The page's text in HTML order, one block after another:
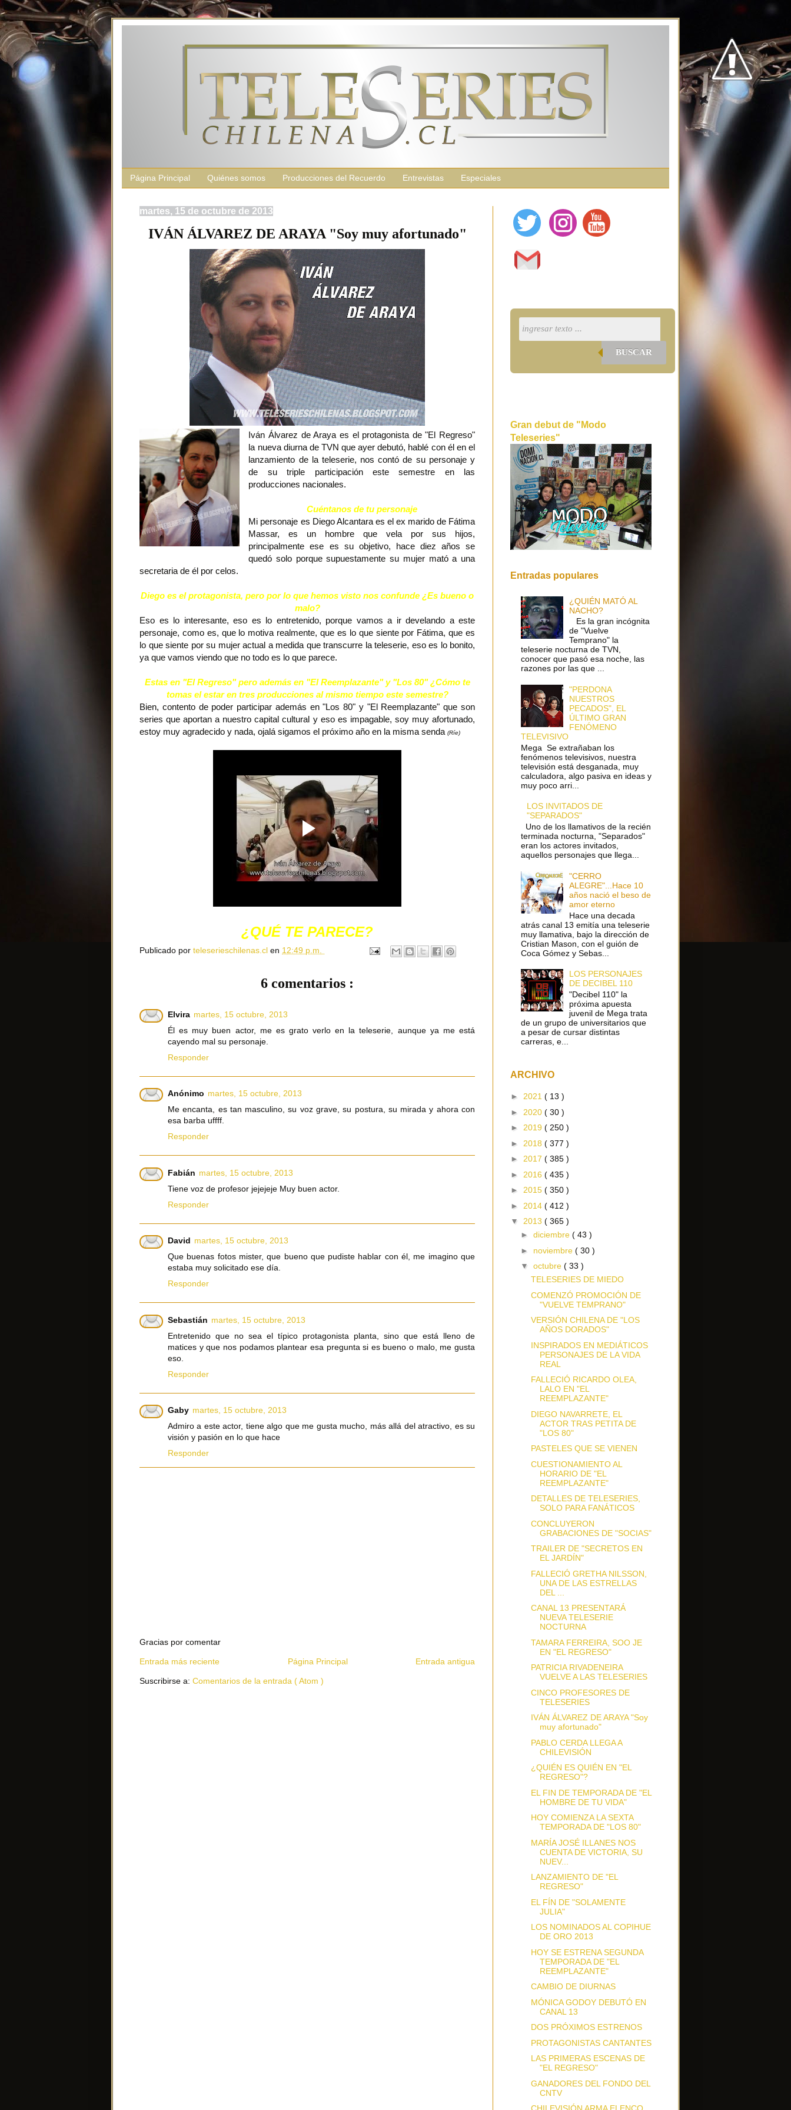
Página Principal Quiénes somos Producciones del Recuerdo Entrevistas Especiales
martes, 15 de octubre de 2013
IVÁN ÁLVAREZ DE ARAYA "Soy muy afortunado"
Iván Álvarez de Araya es el protagonista de "El Regreso"
la nueva diurna de TVN que ayer debutó, hablé con él en el
lanzamiento de la teleserie, nos contó de su personaje y
de su triple participación este semestre en las
producciones nacionales.
Cuéntanos de tu personaje
Mi personaje es Diego Alcantara es el ex marido de Fátima
Massar, es un hombre que vela por sus hijos,
principalmente ese es su objetivo, hace diez años se
quedó solo porque supuestamente su mujer mató a una
secretaria de él por celos.
Diego es el protagonista, pero por lo que hemos visto nos confunde ¿Es bueno o
malo?
Eso es lo interesante, eso es lo entretenido, porque vamos a ir develando a este
personaje, como es, que lo motiva realmente, que es lo que siente por Fátima, que es
lo que siente por su mujer actual a medida que transcurre la teleserie, eso es lo bonito,
ya que vamos viendo que no todo es lo que parece.
Estas en "El Regreso"pero además en "El Reemplazante" y "Los 80" ¿Cómo te
tomas el estar en tres producciones al mismo tiempo este semestre?
Bien, contento de poder participar además en "Los 80" y "El Reemplazante" que son
series que aportan a nuestro capital cultural y eso es impagable, soy muy afortunado,
estoy muy agradecido y nada, ojalá sigamos el próximo año en la misma senda (Ríe)
¿QUÉ TE PARECE?
Publicado por teleserieschilenas.cl en 12:49 p.m.
6 comentarios :
Elvira martes, 15 octubre, 2013
Él es muy buen actor, me es grato verlo en la teleserie, aunque ya me está
cayendo mal su personaje.
Responder
Anónimo martes, 15 octubre, 2013
Me encanta, es tan masculino, su voz grave, su postura, su mirada y ahora con
esa barba uffff.
Responder
Fabián martes, 15 octubre, 2013
Tiene voz de profesor jejejeje Muy buen actor.
Responder
David martes, 15 octubre, 2013
Que buenas fotos mister, que bueno que pudiste hablar con él, me imagino que
estaba muy solicitado ese día.
Responder
Sebastián martes, 15 octubre, 2013
Entretenido que no sea el típico protagonista planta, sino que está lleno de
matices y que nos podamos plantear esa pregunta si es bueno o malo, me gusta
eso.
Responder
Gaby martes, 15 octubre, 2013
Admiro a este actor, tiene algo que me gusta mucho, más allá del atractivo, es su
visión y pasión en lo que hace
Responder
Gracias por comentar
Entrada más reciente Entrada antigua
Página Principal
Suscribirse a: Comentarios de la entrada ( Atom )
BUSCAR
Gran debut de "Modo
Teleseries"
Entradas populares
¿QUIÉN MATÓ AL
NACHO?
Es la gran incógnita
de "Vuelve
Temprano" la
teleserie nocturna de TVN,
conocer que pasó esa noche, las
razones por las que ...
"PERDONA
NUESTROS
PECADOS", EL
ÚLTIMO GRAN
FENÓMENO
TELEVISIVO
Mega Se extrañaban los
fenómenos televisivos, nuestra
televisión está desganada, muy
calculadora, algo pasiva en ideas y
muy poco arri...
LOS INVITADOS DE
"SEPARADOS"
Uno de los llamativos de la recién
terminada nocturna, "Separados"
eran los actores invitados,
aquellos personajes que llega...
"CERRO
ALEGRE"...Hace 10
años nació el beso de
amor eterno
Hace una decada
atrás canal 13 emitía una teleserie
muy llamativa, bajo la dirección de
Cristian Mason, con el guión de
Coca Gómez y Sebas...
LOS PERSONAJES
DE DECIBEL 110
"Decibel 110" la
próxima apuesta
juvenil de Mega trata
de un grupo de universitarios que
a pesar de cursar distintas
carreras, e...
ARCHIVO
► 2021 ( 13 )
► 2020 ( 30 )
► 2019 ( 250 )
► 2018 ( 377 )
► 2017 ( 385 )
► 2016 ( 435 )
► 2015 ( 350 )
► 2014 ( 412 )
▼ 2013 ( 365 )
► diciembre ( 43 )
► noviembre ( 30 )
▼ octubre ( 33 )
TELESERIES DE MIEDO
COMENZÓ PROMOCIÓN DE
"VUELVE TEMPRANO"
VERSIÓN CHILENA DE "LOS
AÑOS DORADOS"
INSPIRADOS EN MEDIÁTICOS
PERSONAJES DE LA VIDA
REAL
FALLECIÓ RICARDO OLEA,
LALO EN "EL
REEMPLAZANTE"
DIEGO NAVARRETE, EL
ACTOR TRAS PETITA DE
"LOS 80"
PASTELES QUE SE VIENEN
CUESTIONAMIENTO AL
HORARIO DE "EL
REEMPLAZANTE"
DETALLES DE TELESERIES,
SOLO PARA FANÁTICOS
CONCLUYERON
GRABACIONES DE "SOCIAS"
TRAILER DE "SECRETOS EN
EL JARDÍN"
FALLECIÓ GRETHA NILSSON,
UNA DE LAS ESTRELLAS
DEL ...
CANAL 13 PRESENTARÁ
NUEVA TELESERIE
NOCTURNA
TAMARA FERREIRA, SOO JE
EN "EL REGRESO"
PATRICIA RIVADENEIRA
VUELVE A LAS TELESERIES
CINCO PROFESORES DE
TELESERIES
IVÁN ÁLVAREZ DE ARAYA "Soy
muy afortunado"
PABLO CERDA LLEGA A
CHILEVISIÓN
¿QUIÉN ES QUIÉN EN "EL
REGRESO"?
EL FIN DE TEMPORADA DE "EL
HOMBRE DE TU VIDA"
HOY COMIENZA LA SEXTA
TEMPORADA DE "LOS 80"
MARÍA JOSÉ ILLANES NOS
CUENTA DE VICTORIA, SU
NUEV...
LANZAMIENTO DE "EL
REGRESO"
EL FÍN DE "SOLAMENTE
JULIA"
LOS NOMINADOS AL COPIHUE
DE ORO 2013
HOY SE ESTRENA SEGUNDA
TEMPORADA DE "EL
REEMPLAZANTE"
CAMBIO DE DIURNAS
MÓNICA GODOY DEBUTÓ EN
CANAL 13
DOS PRÓXIMOS ESTRENOS
PROTAGONISTAS CANTANTES
LAS PRIMERAS ESCENAS DE
"EL REGRESO"
GANADORES DEL FONDO DEL
CNTV